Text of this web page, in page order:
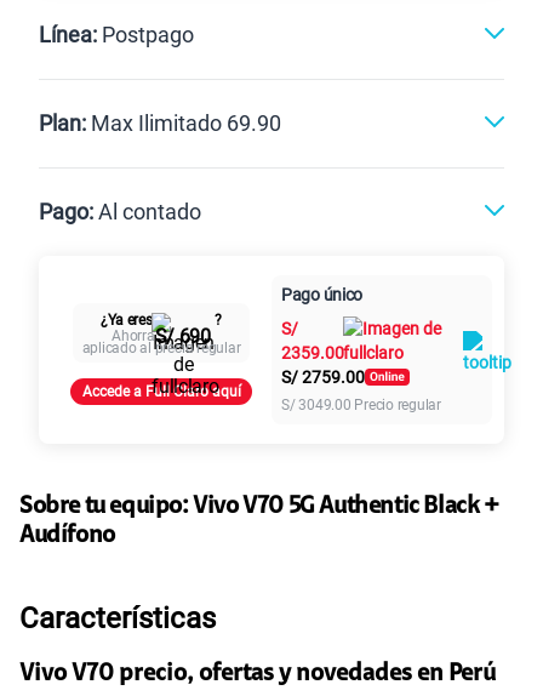
Línea: Postpago
Postpago
Plan: Max Ilimitado 69.90
Paga solo
125GBen alta velocidad
79.90
155 GB en alta velocidad
S/95.90
Pago:Al contado
Cuotas Claro
intereses
¿Ya eres
?
AhorraS/ 690
aplicado al precio regular
Accede a Full Claro aquí
Pago único
S/
2359.00
S/2759.00
S/3049.00 Precio regular
Sobre tu equipo: Vivo V70 5G Authentic Black +
Audífono
Características
Vivo V70 precio, ofertas y novedades en Perú